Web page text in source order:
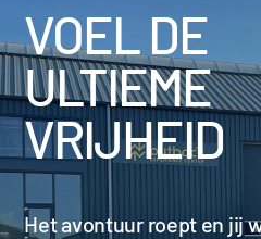
VOEL DE
ULTIEME
VRIJHEID
Het avontuur roept en jij